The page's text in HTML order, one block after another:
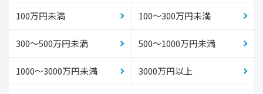
100万円未満 100～300万円未満
300～500万円未満 500～1000万円未満
1000～3000万円未満 3000万円以上